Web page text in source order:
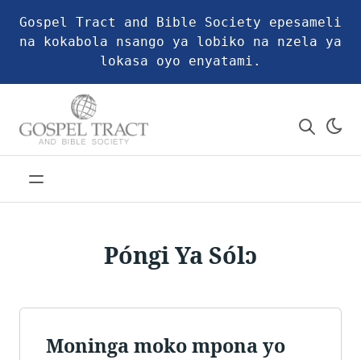
Gospel Tract and Bible Society epesameli
na kokabola nsango ya lobiko na nzela ya
lokasa oyo enyatami.
Póngi Ya Sólɔ
Moninga moko mpona yo